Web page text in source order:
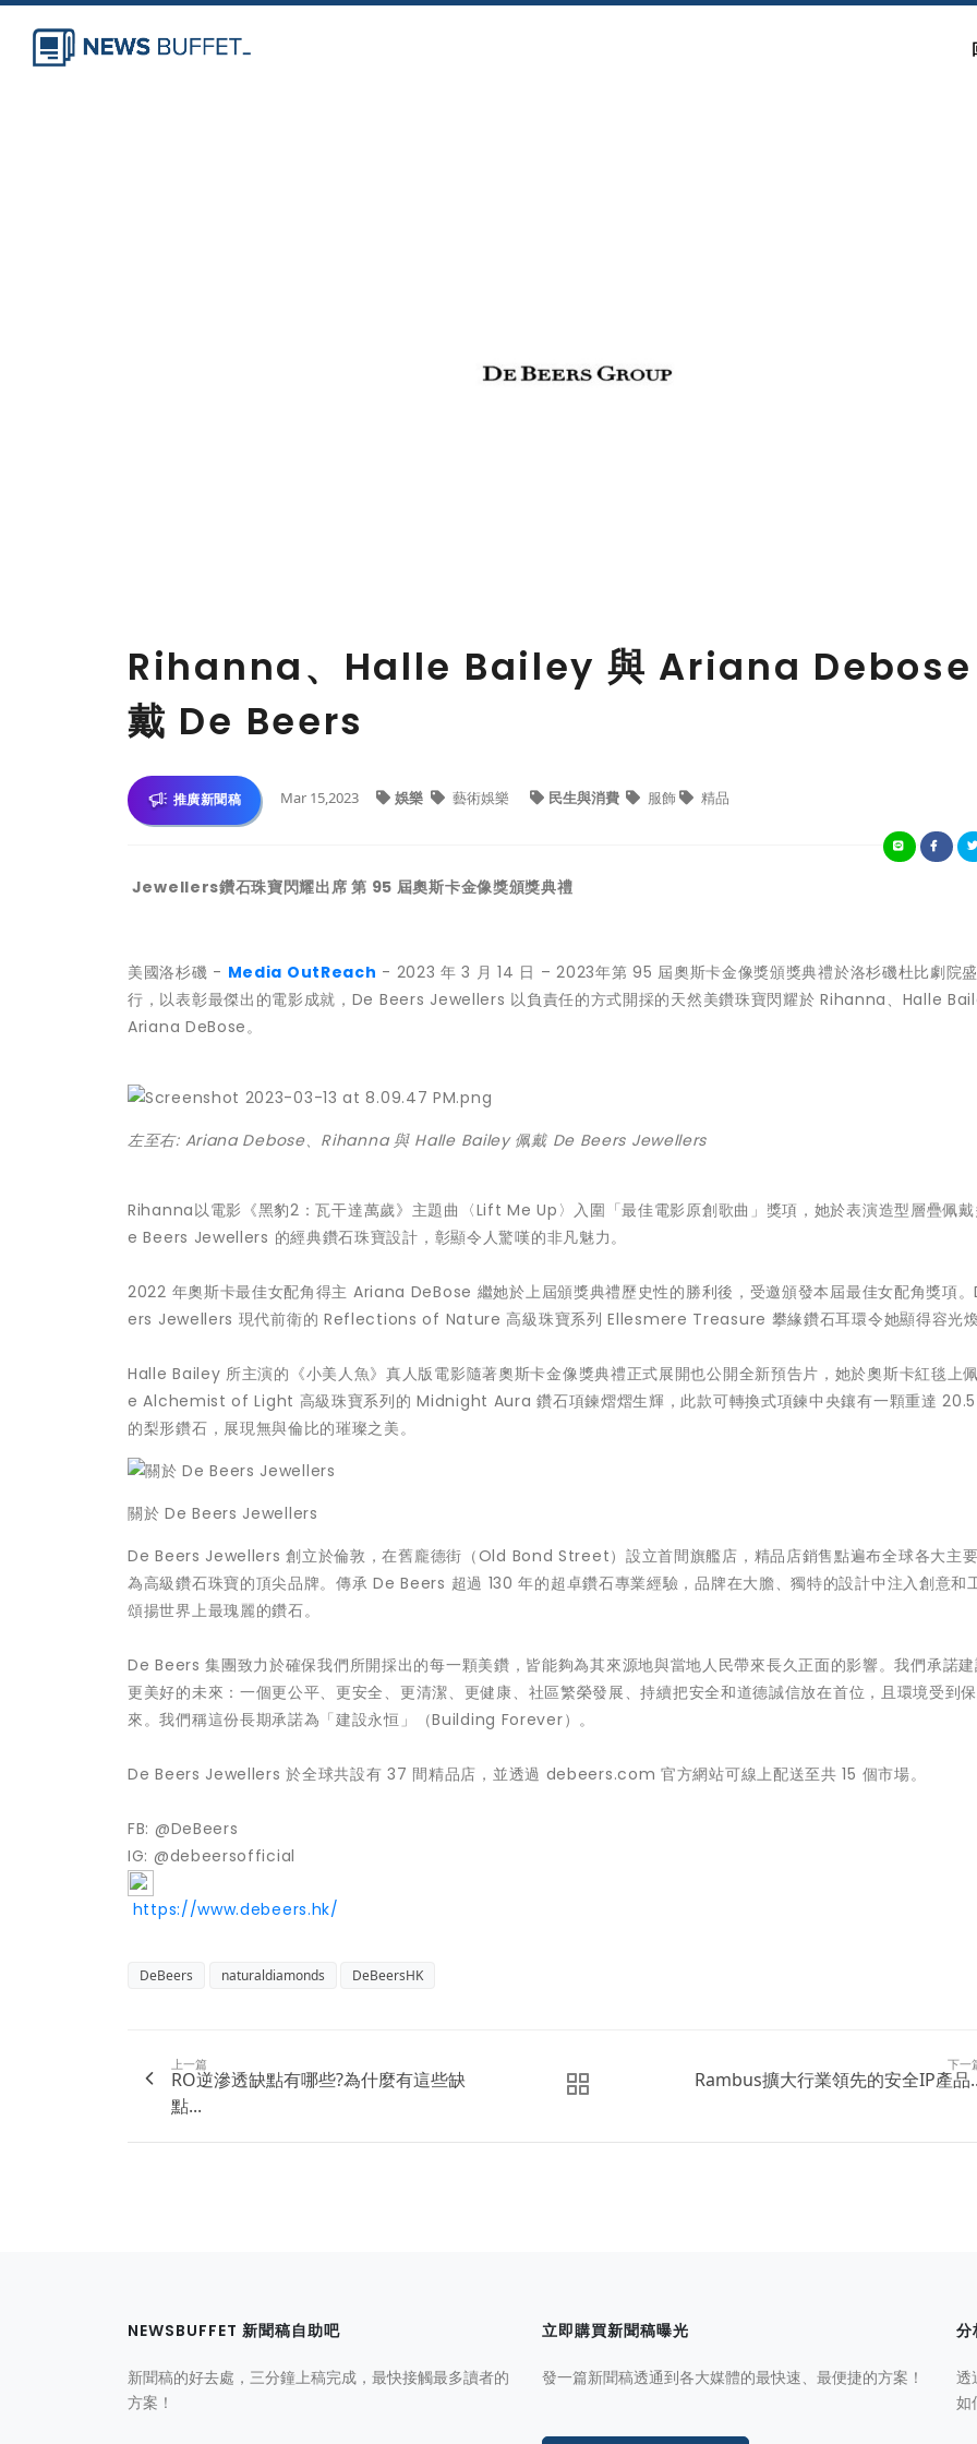
Rihanna、Halle Bailey 與 Ariana Debose
戴 De Beers
推廣新聞稿 Mar 15,2023 娛樂 藝術娛樂 民生與消費 服飾 精品
Jewellers鑽石珠寶閃耀出席 第 95 屆奧斯卡金像獎頒獎典禮
美國洛杉磯 - Media OutReach - 2023 年 3 月 14 日 – 2023年第 95 屆奧斯卡金像獎頒獎典禮於洛杉磯杜比劇院
行，以表彰最傑出的電影成就，De Beers Jewellers 以負責任的方式開採的天然美鑽珠寶閃耀於 Rihanna、Halle
Ariana DeBose。
左至右: Ariana Debose、 Rihanna 與 Halle Bailey 佩戴De Beers Jewellers
Rihanna以電影《黑豹2：瓦干達萬歲》主題曲〈Lift Me Up〉入圍「最佳電影原創歌曲」獎項，她於表演造型層疊佩
e Beers Jewellers 的經典鑽石珠寶設計，彰顯令人驚嘆的非凡魅力。
2022 年奧斯卡最佳女配角得主 Ariana DeBose 繼她於上屆頒獎典禮歷史性的勝利後，受邀頒發本屆最佳女配角獎項
ers Jewellers 現代前衛的 Reflections of Nature 高級珠寶系列 Ellesmere Treasure 攀緣鑽石耳環令她顯得容光煥
Halle Bailey 所主演的《小美人魚》真人版電影隨著奧斯卡金像獎典禮正式展開也公開全新預告片，她於奧斯卡紅毯上
e Alchemist of Light 高級珠寶系列的 Midnight Aura 鑽石項鍊熠熠生輝，此款可轉換式項鍊中央鑲有一顆重達
的梨形鑽石，展現無與倫比的璀璨之美。
關於 De Beers Jewellers
De Beers Jewellers 創立於倫敦，在舊龐德街（Old Bond Street）設立首間旗艦店，精品店銷售點遍布全球各大主要
為高級鑽石珠寶的頂尖品牌。傳承 De Beers 超過 130 年的超卓鑽石專業經驗，品牌在大膽、獨特的設計中注入創意和
頌揚世界上最瑰麗的鑽石。
De Beers 集團致力於確保我們所開採出的每一顆美鑽，皆能夠為其來源地與當地人民帶來長久正面的影響。我們承諾建
更美好的未來：一個更公平、更安全、更清潔、更健康、社區繁榮發展、持續把安全和道德誠信放在首位，且環境受到
來。我們稱這份長期承諾為「建設永恒」（Building Forever）。
De Beers Jewellers 於全球共設有 37 間精品店，並透過 debeers.com 官方網站可線上配送至共 15 個市場。
FB: @DeBeers
IG: @debeersofficial
https://www.debeers.hk/
DeBeers naturaldiamonds DeBeersHK
上一篇
RO逆滲透缺點有哪些?為什麼有這些缺
點...
下一
Rambus擴大行業領先的安全IP產品
NEWSBUFFET 新聞稿自助吧
新聞稿的好去處，三分鐘上稿完成，最快接觸最多讀者的
方案！
立即購買新聞稿曝光
發一篇新聞稿透通到各大媒體的最快速、最便捷的方案！
分
透
如